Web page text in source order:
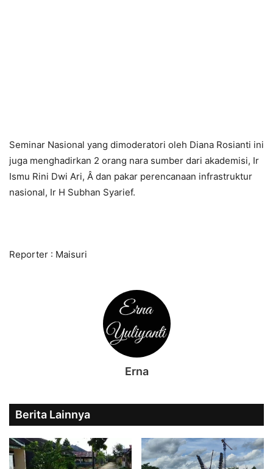
Seminar Nasional yang dimoderatori oleh Diana Rosianti ini
juga menghadirkan 2 orang nara sumber dari akademisi, Ir
Ismu Rini Dwi Ari, Â dan pakar perencanaan infrastruktur
nasional, Ir H Subhan Syarief.
Reporter : Maisuri
Erna
Berita Lainnya